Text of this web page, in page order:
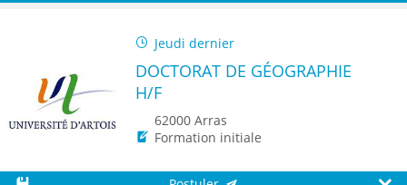
Jeudi dernier
DOCTORAT DE GÉOGRAPHIE
H/F
62000 Arras
Formation initiale